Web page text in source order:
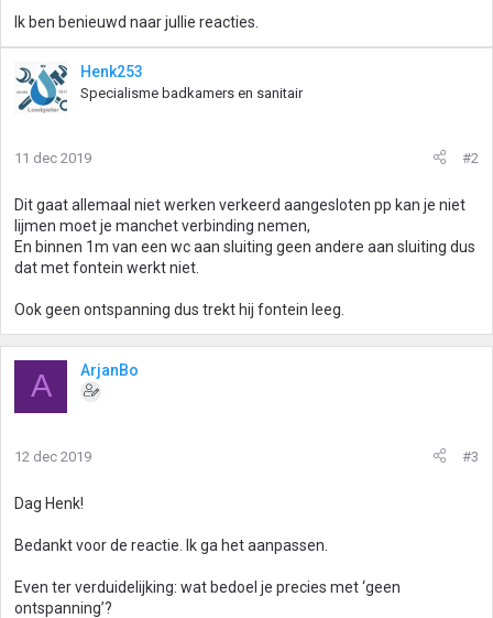
Ik ben benieuwd naar jullie reacties.
Henk253
Specialisme badkamers en sanitair
11 dec 2019 #2
Dit gaat allemaal niet werken verkeerd aangesloten pp kan je niet
lijmen moet je manchet verbinding nemen,
En binnen 1m van een wc aan sluiting geen andere aan sluiting dus
dat met fontein werkt niet.
Ook geen ontspanning dus trekt hij fontein leeg.
A ArjanBo
12 dec 2019 #3
Dag Henk!
Bedankt voor de reactie. Ik ga het aanpassen.
Even ter verduidelijking: wat bedoel je precies met ‘geen
ontspanning’?